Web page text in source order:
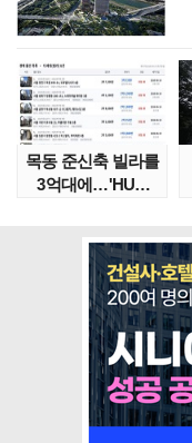
목동 준신축 빌라를
3억대에…'HUG